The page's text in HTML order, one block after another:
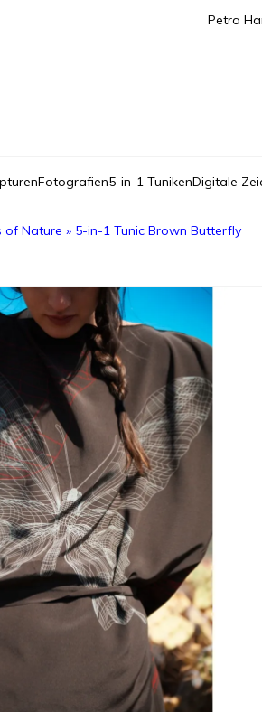
Petra
Fotografien5-in-1 TunikenDigitale
of Nature » 5-in-1 Tunic Brown Butterfly